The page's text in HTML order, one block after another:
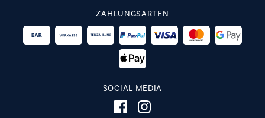
ZAHLUNGSARTEN
SOCIAL MEDIA